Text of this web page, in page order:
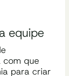
equipe
com que
para criar